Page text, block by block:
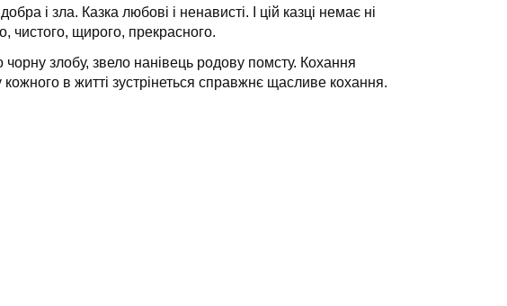
і зла. Казка любові і ненависті. І цій казці немає ні
чистого, щирого, прекрасного.
чорну злобу, звело нанівець родову помсту. Кохання
в житті зустрінеться справжнє щасливе кохання.